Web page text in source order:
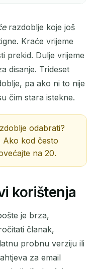
razdoblje koje još
Kraće vrijeme
prekid. Dulje vrijeme
disanje. Trideset
pa ako ni to nije
čim stara istekne.
odabrati?
Ako kod često
na 20.
korištenja
je brza,
članak,
probnu verziju ili
za email